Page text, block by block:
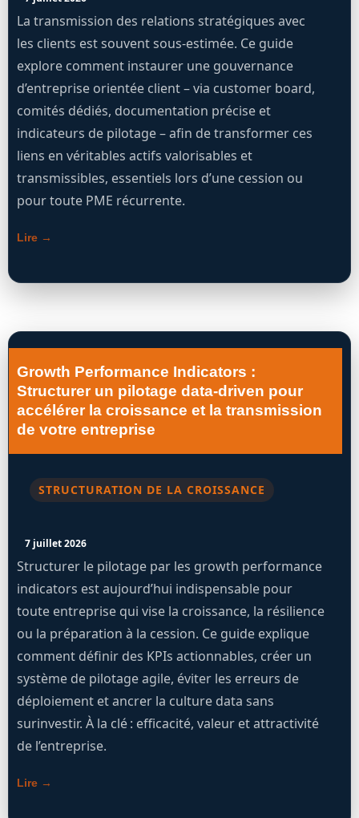
La transmission des relations stratégiques avec
les clients est souvent sous-estimée. Ce guide
explore comment instaurer une gouvernance
d’entreprise orientée client – via customer board,
comités dédiés, documentation précise et
indicateurs de pilotage – afin de transformer ces
liens en véritables actifs valorisables et
transmissibles, essentiels lors d’une cession ou
pour toute PME récurrente.
Lire →
Growth Performance Indicators :
Structurer un pilotage data-driven pour
accélérer la croissance et la transmission
de votre entreprise
STRUCTURATION DE LA CROISSANCE
7 juillet 2026
Structurer le pilotage par les growth performance
indicators est aujourd’hui indispensable pour
toute entreprise qui vise la croissance, la résilience
ou la préparation à la cession. Ce guide explique
comment définir des KPIs actionnables, créer un
système de pilotage agile, éviter les erreurs de
déploiement et ancrer la culture data sans
surinvestir. À la clé : efficacité, valeur et attractivité
de l’entreprise.
Lire →